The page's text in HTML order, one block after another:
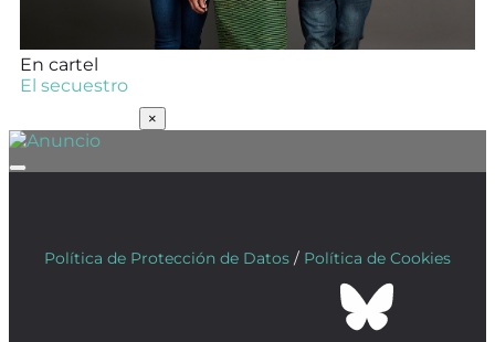
En cartel
El secuestro
×
Política de Protección de Datos / Política de Cookies